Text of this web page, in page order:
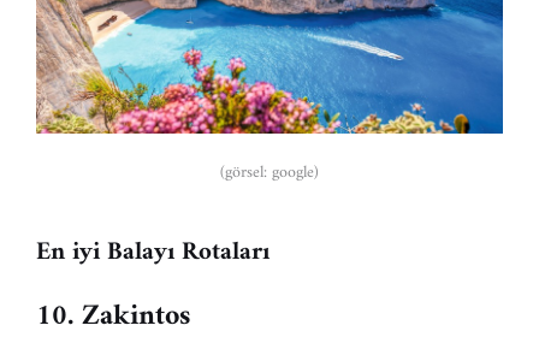
(görsel: google)
En iyi Balayı Rotaları
10. Zakintos